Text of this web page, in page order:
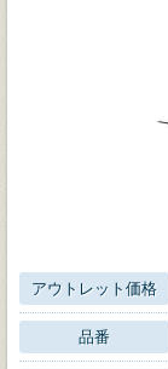
アウトレット価格
品番